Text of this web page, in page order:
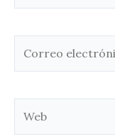
electrónico*